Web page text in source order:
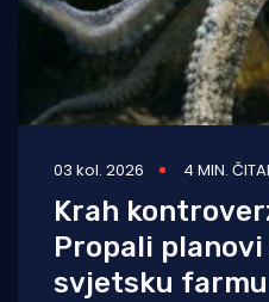
03 kol. 2026 4 MIN.
Krah
Propali
svjetsku